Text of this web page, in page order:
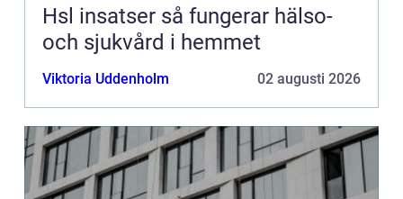
Hsl insatser så fungerar hälso-
och sjukvård i hemmet
Viktoria Uddenholm 02 augusti 2026